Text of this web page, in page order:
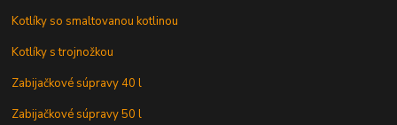
Kotlíky so smaltovanou kotlinou
Kotlíky s trojnožkou
Zabijačkové súpravy 40 l
Zabijačkové súpravy 50 l